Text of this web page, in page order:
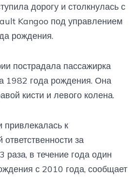
дорогу и столкнулась с
Kangoo под управлением
рождения.
пострадала пассажирка
1982 года рождения. Она
кисти и левого колена.
привлекалась к
за
в течение года один
с 2010 года, сообщает